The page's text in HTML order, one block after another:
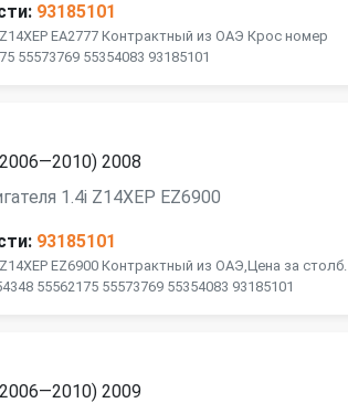
93185101
EA2777 Контрактный из ОАЭ Крос номер
55573769 55354083 93185101
2008
1.4i Z14XEP EZ6900
93185101
EZ6900 Контрактный из ОАЭ,Цена за столб.
55562175 55573769 55354083 93185101
2009